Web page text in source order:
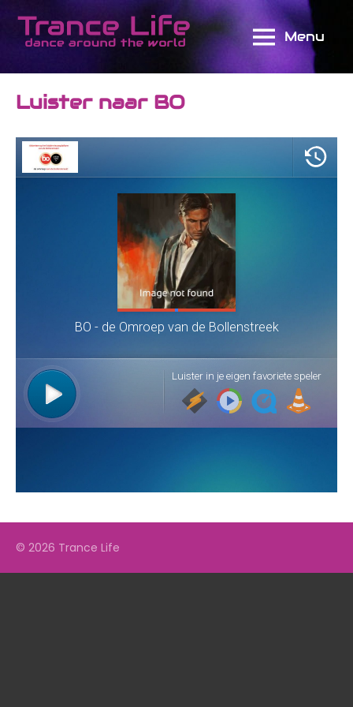
naar
inhoud
TranceLife
Menu
Luister naar BO
© 2026 Trance Life